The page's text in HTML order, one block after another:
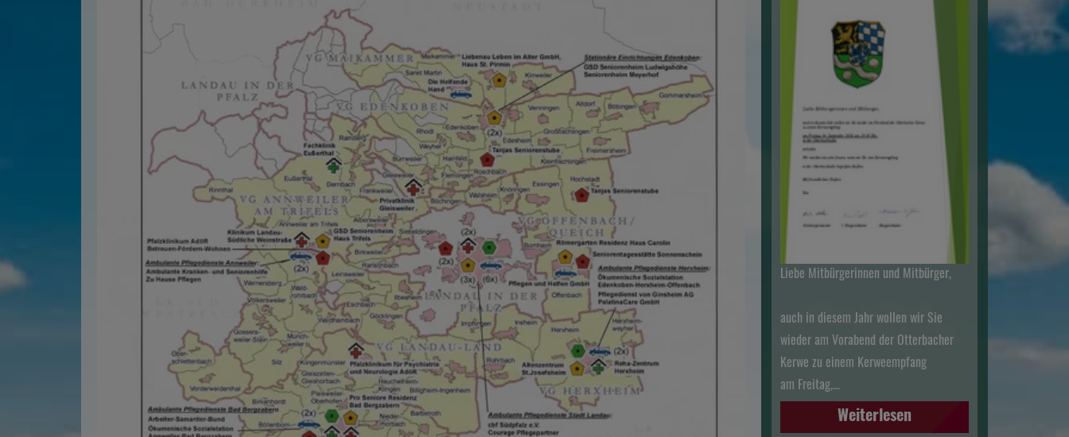
Liebe Mitbürgerinnen und Mitbürger,
auch in diesem Jahr wollen wir Sie
wieder am Vorabend der Otterbacher
Kerwe zu einem Kerweempfang
am Freitag,…
Weiterlesen